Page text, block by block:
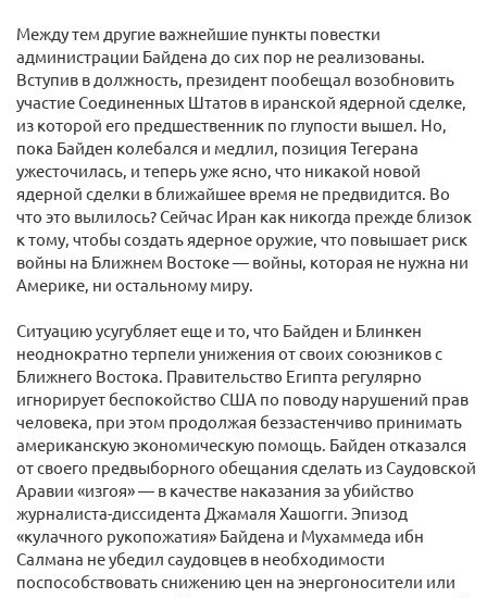
Между тем другие важнейшие пункты повестки
администрации Байдена до сих пор не реализованы.
Вступив в должность, президент пообещал возобновить
участие Соединенных Штатов в иранской ядерной сделке,
из которой его предшественник по глупости вышел. Но,
пока Байден колебался и медлил, позиция Тегерана
ужесточилась, и теперь уже ясно, что никакой новой
ядерной сделки в ближайшее время не предвидится. Во
что это вылилось? Сейчас Иран как никогда прежде близок
к тому, чтобы создать ядерное оружие, что повышает риск
войны на Ближнем Востоке — войны, которая не нужна ни
Америке, ни остальному миру.
Ситуацию усугубляет еще и то, что Байден и Блинкен
неоднократно терпели унижения от своих союзников с
Ближнего Востока. Правительство Египта регулярно
игнорирует беспокойство США по поводу нарушений прав
человека, при этом продолжая беззастенчиво принимать
американскую экономическую помощь. Байден отказался
от своего предвыборного обещания сделать из Саудовской
Аравии «изгоя» — в качестве наказания за убийство
журналиста-диссидента Джамаля Хашогги. Эпизод
«кулачного рукопожатия» Байдена и Мухаммеда ибн
Салмана не убедил саудовцев в необходимости
поспособствовать снижению цен на энергоносители или